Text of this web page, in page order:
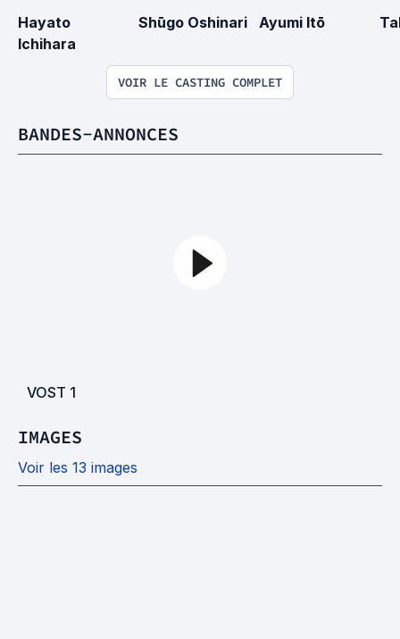
Hayato
Ichihara
Shūgo Oshinari Ayumi Itō
VOIR LE CASTING COMPLET
BANDES-ANNONCES
VOST 1
IMAGES
Voir les 13 images